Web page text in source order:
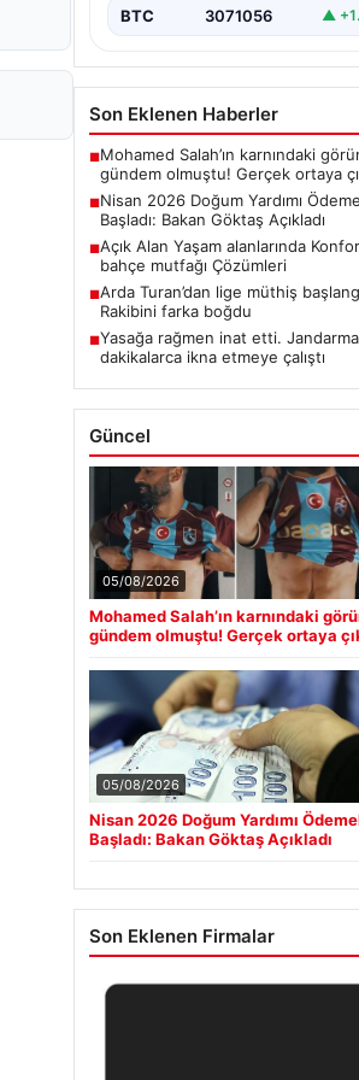
BTC 3071056 ▲
Son Eklenen Haberler
■Mohamed Salah’ın karnındaki
gündem olmuştu! Gerçek ortaya
■Nisan 2026 Doğum Yardımı
Başladı: Bakan Göktaş Açıkladı
■Açık Alan Yaşam alanlarında
bahçe mutfağı Çözümleri
■Arda Turan’dan lige müthiş
Rakibini farka boğdu
■Yasağa rağmen inat etti. Jandarma
dakikalarca ikna etmeye çalıştı
Güncel
05/08/2026
Mohamed Salah’ın karnındaki
gündem olmuştu! Gerçek ortaya
05/08/2026
Nisan 2026 Doğum Yardımı
Başladı: Bakan Göktaş Açıkladı
Son Eklenen Firmalar